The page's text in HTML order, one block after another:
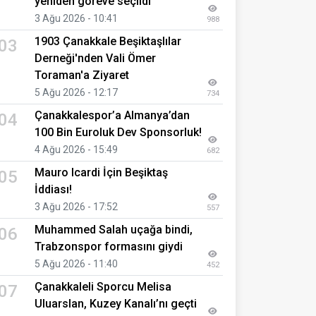
3 Ağu 2026 - 10:41 988
1903 Çanakkale Beşiktaşlılar
Derneği'nden Vali Ömer
Toraman'a Ziyaret
5 Ağu 2026 - 12:17 734
Çanakkalespor’a Almanya’dan
100 Bin Euroluk Dev Sponsorluk!
4 Ağu 2026 - 15:49 682
Mauro Icardi İçin Beşiktaş
İddiası!
3 Ağu 2026 - 17:52 557
Muhammed Salah uçağa bindi,
Trabzonspor formasını giydi
5 Ağu 2026 - 11:40 452
Çanakkaleli Sporcu Melisa
Uluarslan, Kuzey Kanalı’nı geçti